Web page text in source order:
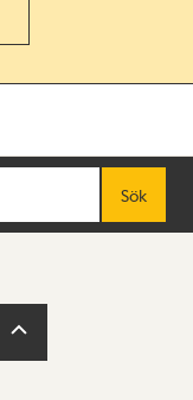
Sök